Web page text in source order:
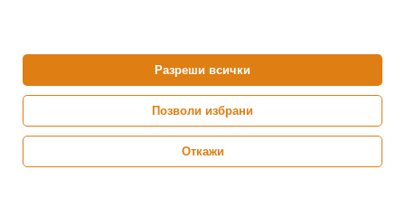
ePharm е лицензирана онлайн аптека от
Изпълнителна Агенция по Лекарствата
0882 444 666
Разреши всички
Позволи избрани
Откажи